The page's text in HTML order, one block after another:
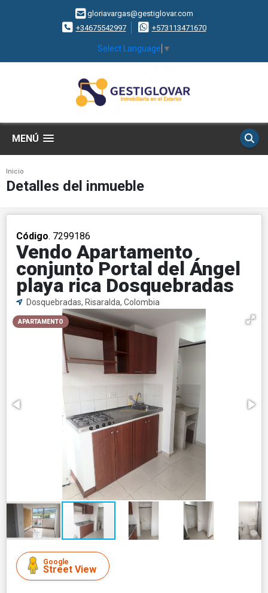
gloriavargas@gestiglovar.com
+34675542997
+573113471670
Select Language ▼
MENÚ
Inicio
Detalles del inmueble
Código. 7299186
Vendo Apartamento
conjunto Portal del Ángel
playa rica Dosquebradas
Dosquebradas, Risaralda, Colombia
APARTAMENTO
Google
Street View